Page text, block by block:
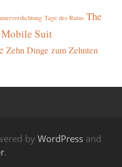
Tage des Ruins The
Suit
Zehn Dinge zum Zehnten
by WordPress and
.